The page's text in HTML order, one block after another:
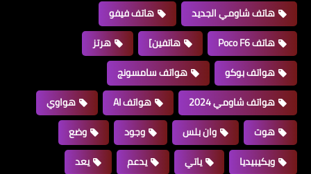
هاتف شاومي الجديد
هاتف فيفو
هاتف Poco F6
هاتفين]
هرتز
هواتف بوكو
هواتف سامسونج
هواتف شاومي 2024
هواتف AI
هواوي
هوت
وان بلس وجود
وضع
ويكيبيديا
ياتي يدعم
يعد